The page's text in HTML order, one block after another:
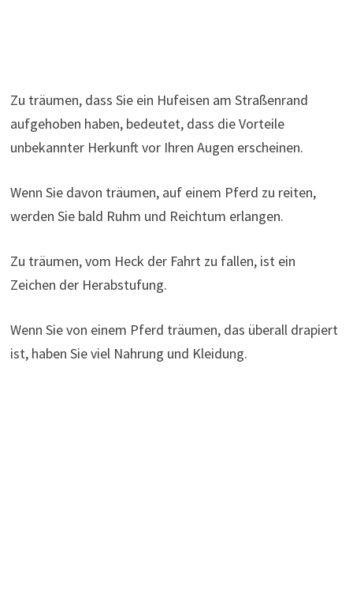
Zu träumen, dass Sie ein Hufeisen am Straßenrand
aufgehoben haben, bedeutet, dass die Vorteile
unbekannter Herkunft vor Ihren Augen erscheinen.
Wenn Sie davon träumen, auf einem Pferd zu reiten,
werden Sie bald Ruhm und Reichtum erlangen.
Zu träumen, vom Heck der Fahrt zu fallen, ist ein
Zeichen der Herabstufung.
Wenn Sie von einem Pferd träumen, das überall drapiert
ist, haben Sie viel Nahrung und Kleidung.